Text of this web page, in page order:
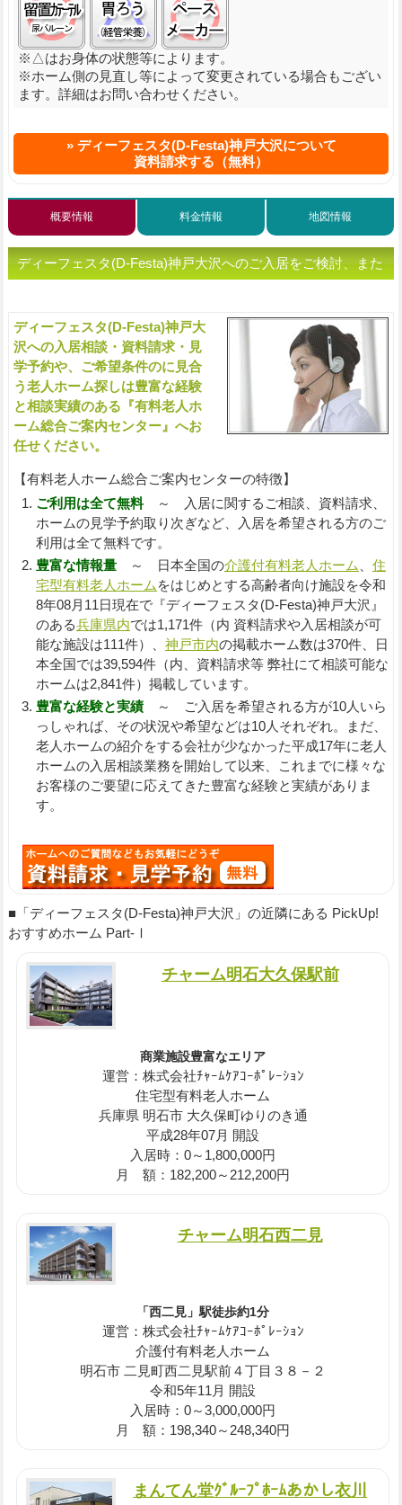
※△はお身体の状態等によります。
※ホーム側の見直し等によって変更されている場合もござい
ます。詳細はお問い合わせください。
ディーフェスタ(D-Festa)神戸大沢について
資料請求する（無料）
概要情報 料金情報 地図情報
ディーフェスタ(D-Festa)神戸大沢へのご入居をご検討、また
ディーフェスタ(D-Festa)神戸大
沢への入居相談・資料請求・見
学予約や、ご希望条件のに見合
う老人ホーム探しは豊富な経験
と相談実績のある『有料老人ホ
ーム総合ご案内センター』へお
任せください。
【有料老人ホーム総合ご案内センターの特徴】
ご利用は全て無料～ 入居に関するご相談、資料請求、
ホームの見学予約取り次ぎなど、入居を希望される方のご
利用は全て無料です。
豊富な情報量～ 日本全国の介護付有料老人ホーム
住
宅型有料老人ホーム をはじめとする高齢者向け施設を令和
8年08月11日現在で『ディーフェスタ(D-Festa)神戸大沢』
のある兵庫県内では1,171件（内 資料請求や入居相談が可
能な施設は111件）、 神戸市内の掲載ホーム数は370件、日
本全国では39,594件（内、資料請求等 弊社にて相談可能な
ホームは2,841件）掲載しています。
豊富な経験と実績～ ご入居を希望される方が10人いら
っしゃれば、その状況や希望などは10人それぞれ。まだ、
老人ホームの紹介をする会社が少なかった平成17年に老人
ホームの入居相談業務を開始して以来、これまでに様々な
お客様のご要望に応えてきた豊富な経験と実績がありま
す。
■「ディーフェスタ(D-Festa)神戸大沢」の近隣にある PickUp!
おすすめホーム Part-Ⅰ
チャーム明石大久保駅前
商業施設豊富なエリア
運営：株式会社ﾁｬｰﾑｹｱｺｰﾎﾟﾚｰｼｮﾝ
住宅型有料老人ホーム
兵庫県 明石市 大久保町ゆりのき通
平成28年07月 開設
入居時：0～1,800,000円
月 額：182,200～212,200円
チャーム明石西二見
「西二見」駅徒歩約1分
運営：株式会社ﾁｬｰﾑｹｱｺｰﾎﾟﾚｰｼｮﾝ
介護付有料老人ホーム
明石市 二見町西二見駅前４丁目３８－２
令和5年11月 開設
入居時：0～3,000,000円
月 額：198,340～248,340円
まんてん堂ｸﾞﾙｰﾌﾟﾎｰﾑあかし衣川